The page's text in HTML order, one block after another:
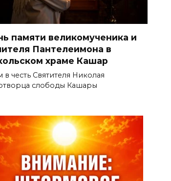
памяти великомученика и
Пантелеимона в
храме Кашар
в честь Святителя Николая
слободы Кашары